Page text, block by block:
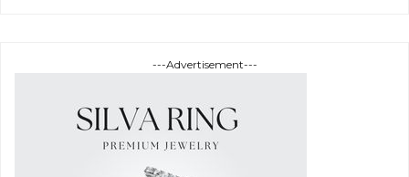
---Advertisement---